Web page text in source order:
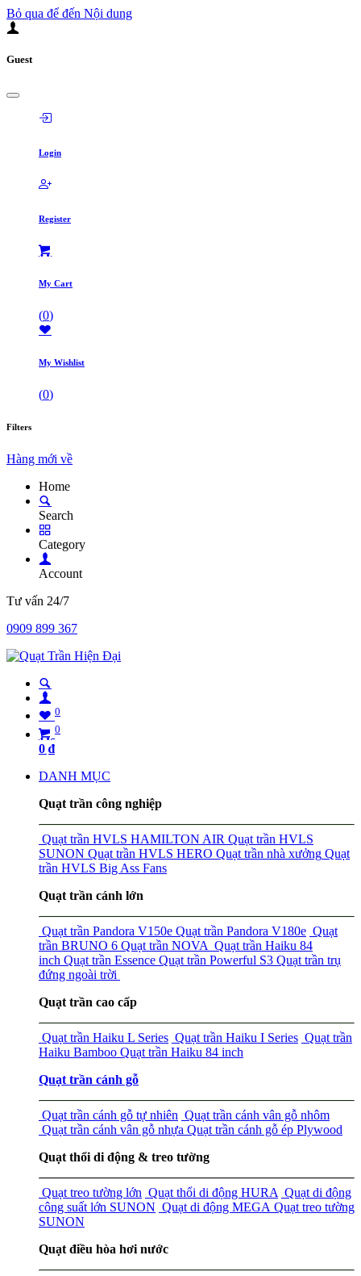
Bỏ qua để đến Nội dung
Guest
Login
Register
My Cart
(0)
My Wishlist
(0)
Filters
Hàng mới về
Home
Search
Category
Account
Tư vấn 24/7
0909 899 367
0
0
0 ₫
DANH MỤC
Quạt trần công nghiệp
Quạt trần HVLS HAMILTON AIR Quạt trần HVLS
SUNON Quạt trần HVLS HERO Quạt trần nhà xưởng Quạt
trần HVLS Big Ass Fans
Quạt trần cánh lớn
Quạt trần Pandora V150e Quạt trần Pandora V180e Quạt
trần BRUNO 6 Quạt trần NOVA Quạt trần Haiku 84
inch Quạt trần Essence Quạt trần Powerful S3 Quạt trần trụ
đứng ngoài trời
Quạt trần cao cấp
Quạt trần Haiku L Series Quạt trần Haiku I Series Quạt trần
Haiku Bamboo Quạt trần Haiku 84 inch
Quạt trần cánh gỗ
Quạt trần cánh gỗ tự nhiên Quạt trần cánh vân gỗ nhôm
Quạt trần cánh vân gỗ nhựa Quạt trần cánh gỗ ép Plywood
Quạt thổi di động & treo tường
Quạt treo tường lớn Quạt thổi di động HURA Quạt di động
công suất lớn SUNON Quạt di động MEGA Quạt treo tường
SUNON
Quạt điều hòa hơi nước